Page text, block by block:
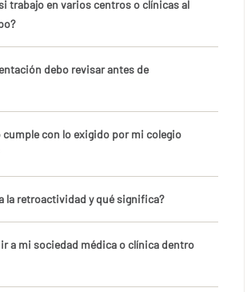
trabajo en varios centros o clínicas al
debo revisar antes de
cumple con lo exigido por mi colegio
la retroactividad y qué significa?
a mi sociedad médica o clínica dentro